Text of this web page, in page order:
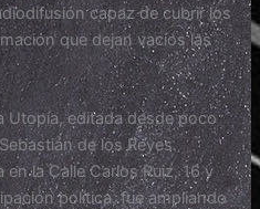
capaz de cubrir los
que dejan vacíos las
Utopía, editada desde poco
de los Reyes.
la Calle Carlos Ruiz, 16 y
política, fue ampliando